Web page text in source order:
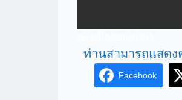
ท่านสามารถแสดง
Facebook